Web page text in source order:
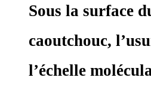
Sous la surface
caoutchouc,
l’échelle